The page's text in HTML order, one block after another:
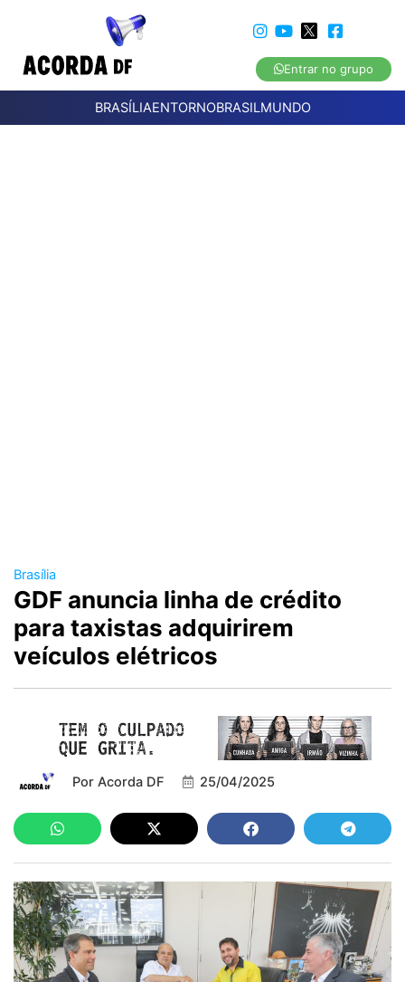
Entrar no grupo
BRASÍLIAENTORNOBRASILMUNDO
Brasília
GDF anuncia linha de crédito
para taxistas adquirirem
veículos elétricos
Por Acorda DF 25/04/2025